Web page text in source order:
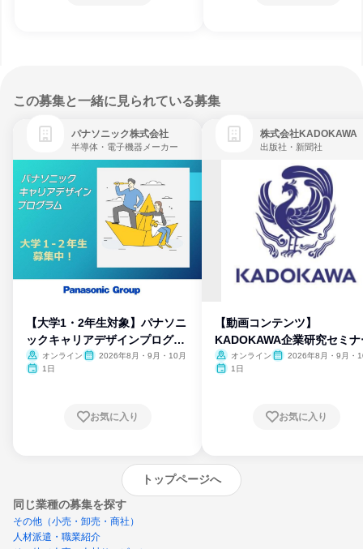
この募集と一緒に見られている募集
パナソニック株式会社
半導体・電子機器メーカー
【大学1・2年生対象】パナソニ
ックキャリアデザインプログラ
ム
オンライン
2026年8月・9月・10月
1日
お気に入り
株式会社KADOKAWA
出版社・新聞社
【動画コンテンツ】
KADOKAWA企業研究セミナ
オンライン
2026年8月・9月・
1日
お気に入り
トップページへ
同じ業種の募集を探す
その他（小売・卸売・商社）
人材派遣・職業紹介